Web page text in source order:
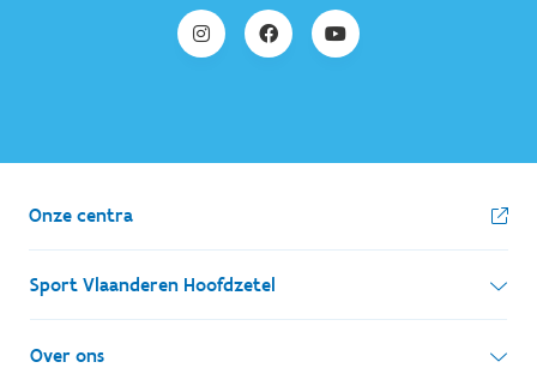
Onze centra
Sport Vlaanderen Hoofdzetel
Simon Bolivarlaan 17
Over ons